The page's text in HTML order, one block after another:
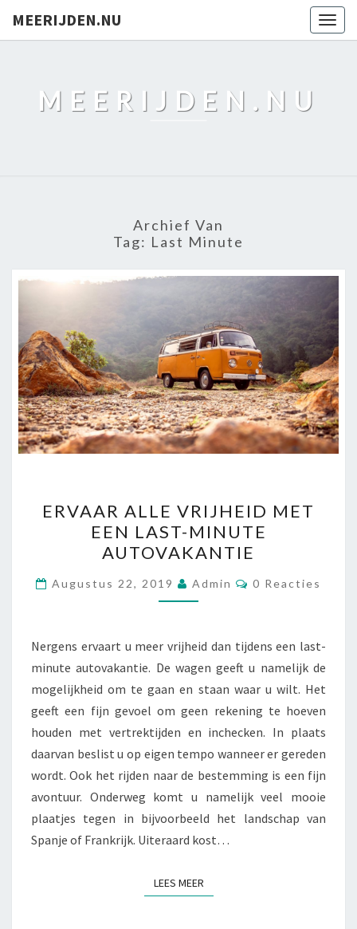
MEERIJDEN.NU
MEERIJDEN.NU
Archief Van
Tag: Last Minute
ALLE
VRIJHEID
MET
EEN
LAST-
AUTOVAKANTIE
ERVAAR ALLE VRIJHEID MET
EEN LAST-MINUTE
AUTOVAKANTIE
Augustus 22, 2019 Admin Reacties
0 Reacties
Nergens ervaart u meer vrijheid dan tijdens een last-
minute autovakantie. De wagen geeft u namelijk de
mogelijkheid om te gaan en staan waar u wilt. Het
geeft een fijn gevoel om geen rekening te hoeven
houden met vertrektijden en inchecken. In plaats
daarvan beslist u op eigen tempo wanneer er gereden
wordt. Ook het rijden naar de bestemming is een fijn
avontuur. Onderweg komt u namelijk veel mooie
plaatjes tegen in bijvoorbeeld het landschap van
Spanje of Frankrijk. Uiteraard kost…
LEES MEERLEES MEER